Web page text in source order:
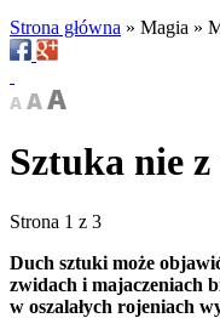
Strona główna » Magia »
Sztuka nie
Strona 1 z 3
Duch sztuki może
zwidach i majaczeniach
w oszalałych rojeniach